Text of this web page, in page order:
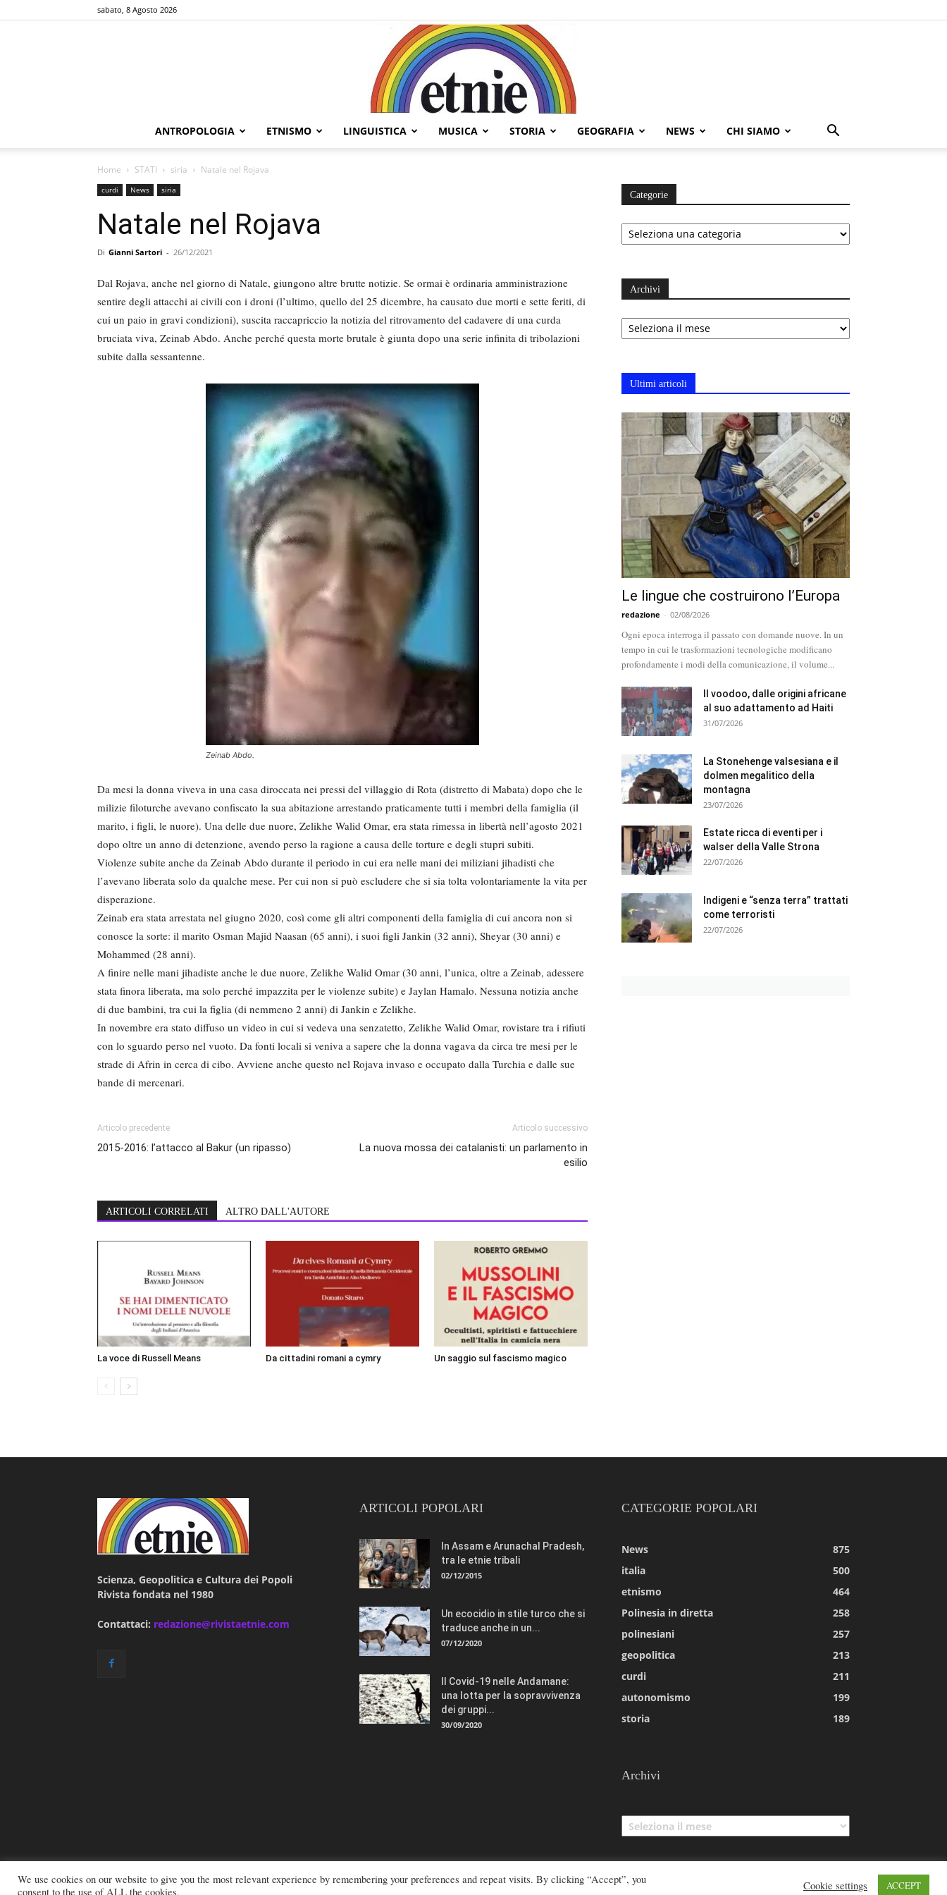
sabato, 8 Agosto 2026
ANTROPOLOGIA ETNISMO LINGUISTICA MUSICA STORIA GEOGRAFIA NEWS CHI SIAMO
Home STATI siria Natale nel Rojava
curdi News siria
Natale nel Rojava
Di Gianni Sartori - 26/12/2021
Dal Rojava, anche nel giorno di Natale, giungono altre brutte notizie. Se ormai è ordinaria amministrazione
sentire degli attacchi ai civili con i droni (l’ultimo, quello del 25 dicembre, ha causato due morti e sette feriti, di
cui un paio in gravi condizioni), suscita raccapriccio la notizia del ritrovamento del cadavere di una curda
bruciata viva, Zeinab Abdo. Anche perché questa morte brutale è giunta dopo una serie infinita di tribolazioni
subite dalla sessantenne.
Zeinab Abdo.
Da mesi la donna viveva in una casa diroccata nei pressi del villaggio di Rota (distretto di Mabata) dopo che le
milizie filoturche avevano confiscato la sua abitazione arrestando praticamente tutti i membri della famiglia (il
marito, i figli, le nuore). Una delle due nuore, Zelikhe Walid Omar, era stata rimessa in libertà nell’agosto 2021
dopo oltre un anno di detenzione, avendo perso la ragione a causa delle torture e degli stupri subiti.
Violenze subite anche da Zeinab Abdo durante il periodo in cui era nelle mani dei miliziani jihadisti che
l’avevano liberata solo da qualche mese. Per cui non si può escludere che si sia tolta volontariamente la vita per
disperazione.
Zeinab era stata arrestata nel giugno 2020, così come gli altri componenti della famiglia di cui ancora non si
conosce la sorte: il marito Osman Majid Naasan (65 anni), i suoi figli Jankin (32 anni), Sheyar (30 anni) e
Mohammed (28 anni).
A finire nelle mani jihadiste anche le due nuore, Zelikhe Walid Omar (30 anni, l’unica, oltre a Zeinab, adessere
stata finora liberata, ma solo perché impazzita per le violenze subite) e Jaylan Hamalo. Nessuna notizia anche
di due bambini, tra cui la figlia (di nemmeno 2 anni) di Jankin e Zelikhe.
In novembre era stato diffuso un video in cui si vedeva una senzatetto, Zelikhe Walid Omar, rovistare tra i rifiuti
con lo sguardo perso nel vuoto. Da fonti locali si veniva a sapere che la donna vagava da circa tre mesi per le
strade di Afrin in cerca di cibo. Avviene anche questo nel Rojava invaso e occupato dalla Turchia e dalle sue
bande di mercenari.
Articolo precedente
2015-2016: l’attacco al Bakur (un ripasso)
Articolo successivo
La nuova mossa dei catalanisti: un parlamento in
esilio
ARTICOLI CORRELATI ALTRO DALL'AUTORE
La voce di Russell Means Da cittadini romani a cymry Un saggio sul fascismo magico
Categorie
Categorie
Archivi
Archivi
Ultimi articoli
Le lingue che costruirono l’Europa
redazione - 02/08/2026
Ogni epoca interroga il passato con domande nuove. In un
tempo in cui le trasformazioni tecnologiche modificano
profondamente i modi della comunicazione, il volume...
Il voodoo, dalle origini africane
al suo adattamento ad Haiti
31/07/2026
La Stonehenge valsesiana e il
dolmen megalitico della
montagna
23/07/2026
Estate ricca di eventi per i
walser della Valle Strona
22/07/2026
Indigeni e “senza terra” trattati
come terroristi
22/07/2026
Scienza, Geopolitica e Cultura dei Popoli
Rivista fondata nel 1980
Contattaci: redazione@rivistaetnie.com
ARTICOLI POPOLARI
In Assam e Arunachal Pradesh,
tra le etnie tribali
02/12/2015
Un ecocidio in stile turco che si
traduce anche in un...
07/12/2020
Il Covid-19 nelle Andamane:
una lotta per la sopravvivenza
dei gruppi...
30/09/2020
CATEGORIE POPOLARI
News
875
italia
500
etnismo
464
Polinesia in diretta
258
polinesiani
257
geopolitica
213
curdi
211
autonomismo
199
storia
189
Archivi
Archivi
We use cookies on our website to give you the most relevant experience by remembering your preferences and repeat visits. By clicking “Accept”, you
consent to the use of ALL the cookies.
Cookie settings ACCEPT